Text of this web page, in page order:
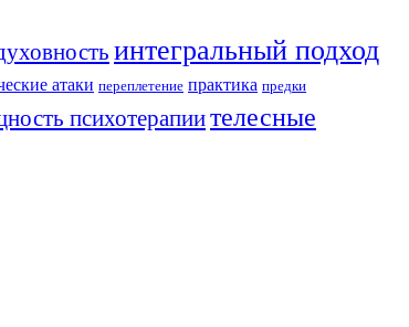
интегральный подход
атаки переплетение практика предки
психотерапиителесные